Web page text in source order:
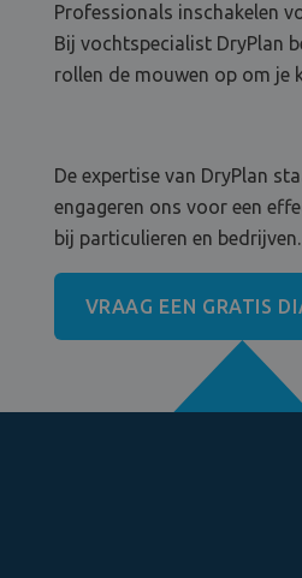
Professionals inschakelen
Bij vochtspecialist DryPlan
rollen de mouwen op om je
De expertise van DryPlan
engageren ons voor een
bij particulieren en bedrijven.
VRAAG EEN GRATIS